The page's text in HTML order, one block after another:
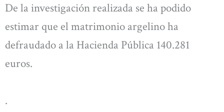
De la investigación realizada se ha podido
estimar que el matrimonio argelino ha
defraudado a la Hacienda Pública 140.281
euros.
.